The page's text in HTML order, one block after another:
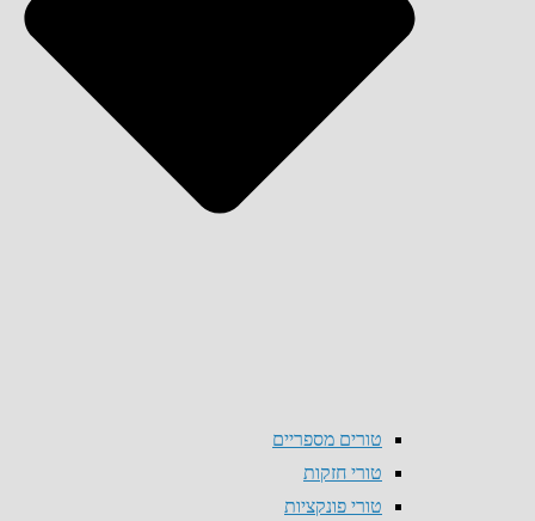
טורים מספריים
טורי חזקות
טורי פונקציות